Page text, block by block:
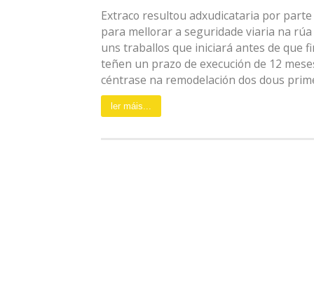
Extraco resultou adxudicataria por
para mellorar a seguridade viaria na
uns traballos que iniciará antes de que
teñen un prazo de execución de 12
céntrase na remodelación dos dous
ler máis...